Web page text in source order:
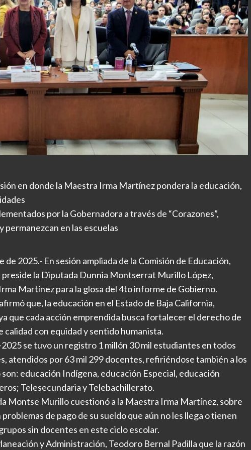
en donde la Maestra Irma Martínez pondera la educación,
por la Gobernadora a través de “Corazones”,
permanezcan en las escuelas
2025.- En sesión ampliada de la Comisión de Educación,
preside la Diputada Dunnia Montserrat Murillo López,
Martínez para la glosa del 4to informe de Gobierno.
que, la educación en el Estado de Baja California,
que cada acción emprendida busca fortalecer el derecho de
calidad con equidad y sentido humanista.
se tuvo un registro 1 millón 30 mil estudiantes en todos
atendidos por 63 mil 299 docentes, refiriéndose también a los
educación Indígena, educación Especial, educación
Telesecundaria y Telebachillerato.
Montse Murillo cuestionó a la Maestra Irma Martínez, sobre
de pago de su sueldo que aún no les llega o tienen
sin docentes en este ciclo escolar.
y Administración, Teodoro Bernal Padilla que la razón